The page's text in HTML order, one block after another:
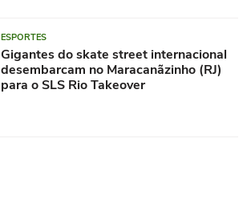
ESPORTES
Gigantes do skate street internacional
desembarcam no Maracanãzinho (RJ)
para o SLS Rio Takeover